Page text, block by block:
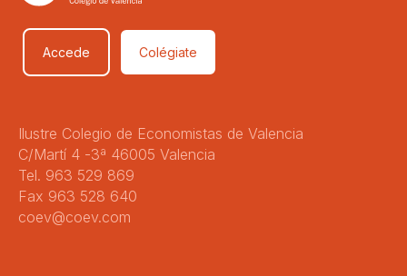
Accede Colégiate
Ilustre Colegio de Economistas de Valencia
C/Martí 4 -3ª 46005 Valencia
Tel. 963 529 869
Fax 963 528 640
coev@coev.com